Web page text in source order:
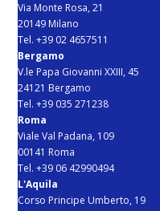
Via Monte Rosa, 21
20149 Milano
Tel. +39 02 4657511
Bergamo
V.le Papa Giovanni XXIII, 45
24121 Bergamo
Tel. +39 035 271238
Roma
Viale Val Padana, 109
00141 Roma
Tel. +39 06 42990494
L'Aquila
Corso Principe Umberto, 19